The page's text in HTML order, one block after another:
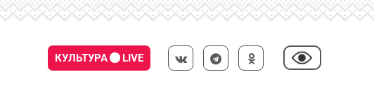
КУЛЬТУРА LIVE